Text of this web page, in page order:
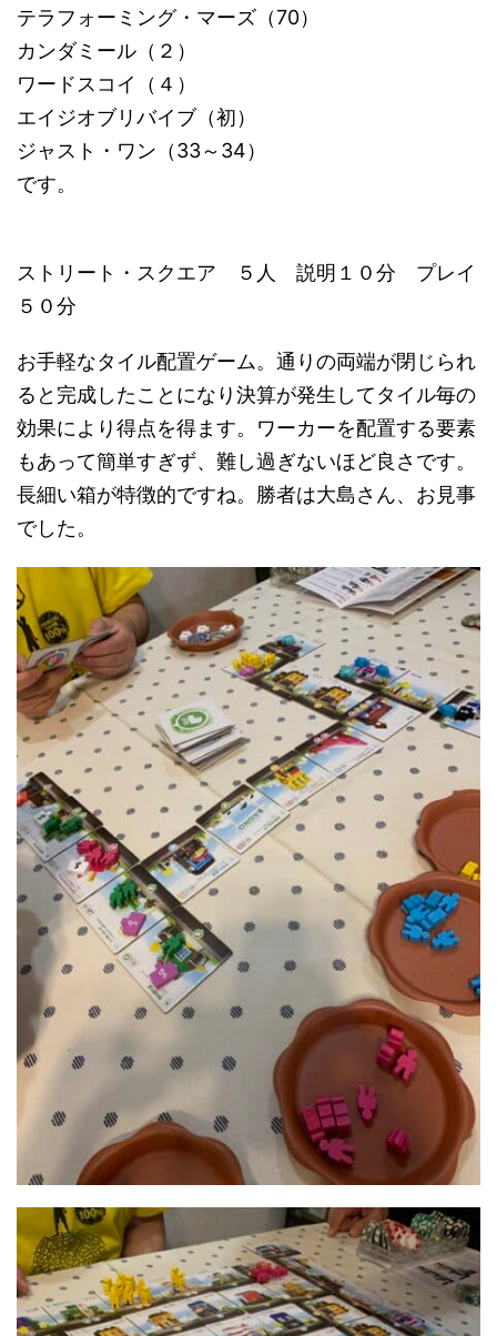
テラフォーミング・マーズ（70）
カンダミール（２）
ワードスコイ（４）
エイジオブリバイブ（初）
ジャスト・ワン（33～34）
です。
ストリート・スクエア ５人 説明１０分 プレイ
５０分
お手軽なタイル配置ゲーム。通りの両端が閉じられ
ると完成したことになり決算が発生してタイル毎の
効果により得点を得ます。ワーカーを配置する要素
もあって簡単すぎず、難し過ぎないほど良さです。
長細い箱が特徴的ですね。勝者は大島さん、お見事
でした。